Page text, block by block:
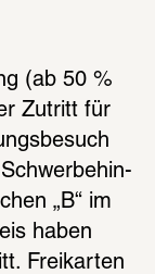
(ab 50 %
Zutritt für
„B“ im
haben
Frei­kar­ten